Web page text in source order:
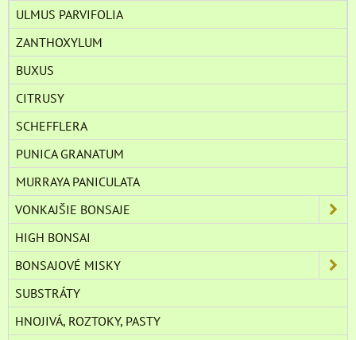
ULMUS PARVIFOLIA
ZANTHOXYLUM
BUXUS
CITRUSY
SCHEFFLERA
PUNICA GRANATUM
MURRAYA PANICULATA
VONKAJŠIE BONSAJE
HIGH BONSAI
BONSAJOVÉ MISKY
SUBSTRÁTY
HNOJIVÁ, ROZTOKY, PASTY